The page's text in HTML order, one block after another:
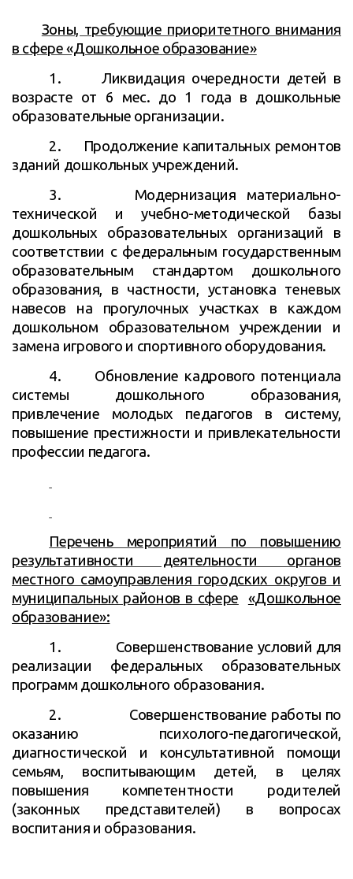
Зоны, требующие приоритетного внимания
в сфере «Дошкольное образование»
1.
Ликвидация очередности детей в
возрасте от 6 мес. до 1 года в дошкольные
образовательные организации.
2.
Продолжение капитальных ремонтов
зданий дошкольных учреждений.
3.
Модернизация материально-
технической и учебно-методической базы
дошкольных образовательных организаций в
соответствии с федеральным государственным
образовательным стандартом дошкольного
образования, в частности, установка теневых
навесов на прогулочных участках в каждом
дошкольном образовательном учреждении и
замена игрового и спортивного оборудования.
4.
Обновление кадрового потенциала
системы дошкольного образования,
привлечение молодых педагогов в систему,
повышение престижности и привлекательности
профессии педагога.
Перечень мероприятий по повышению
результативности деятельности органов
местного самоуправления городских округов и
муниципальных районов в сфере
«Дошкольное
образование»:
1.
Совершенствование условий для
реализации федеральных образовательных
программ дошкольного образования.
2.
Совершенствование работы по
оказанию психолого-педагогической,
диагностической и консультативной помощи
семьям, воспитывающим детей, в целях
повышения компетентности родителей
(законных представителей) в вопросах
воспитания и образования.